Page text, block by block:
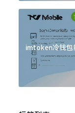
imtoken冷钱包